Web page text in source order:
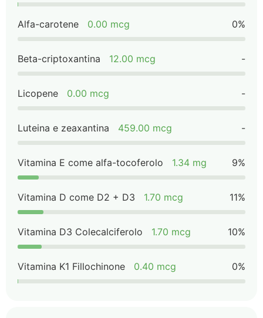
Alfa-carotene 0.00 mcg 0%
Beta-criptoxantina 12.00 mcg -
Licopene 0.00 mcg -
Luteina e zeaxantina 459.00 mcg -
Vitamina E come alfa-tocoferolo 1.34 mg 9%
Vitamina D come D2 + D3 1.70 mcg 11%
Vitamina D3 Colecalciferolo 1.70 mcg 10%
Vitamina K1 Fillochinone 0.40 mcg 0%